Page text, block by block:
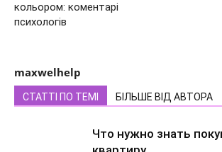
кольором: коментарі
психологів
maxwelhelp
СТАТТІ ПО ТЕМІ БІЛЬШЕ ВІД АВТОРА
Что нужно знать